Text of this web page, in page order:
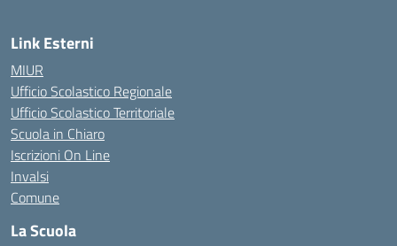
Link Esterni
MIUR
Ufficio Scolastico Regionale
Ufficio Scolastico Territoriale
Scuola in Chiaro
Iscrizioni On Line
Invalsi
Comune
La Scuola